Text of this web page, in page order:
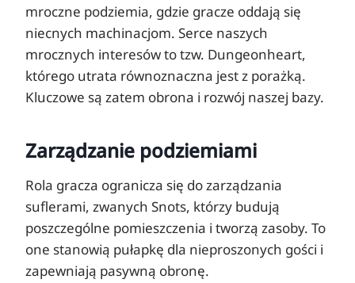
mroczne podziemia, gdzie gracze oddają się
niecnych machinacjom. Serce naszych
mrocznych interesów to tzw. Dungeonheart,
którego utrata równoznaczna jest z porażką.
Kluczowe są zatem obrona i rozwój naszej bazy.
Zarządzanie podziemiami
Rola gracza ogranicza się do zarządzania
suflerami, zwanych Snots, którzy budują
poszczególne pomieszczenia i tworzą zasoby. To
one stanowią pułapkę dla nieproszonych gości i
zapewniają pasywną obronę.